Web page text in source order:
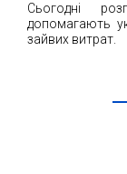
Сьогодні
допомагають
зайвих витрат.